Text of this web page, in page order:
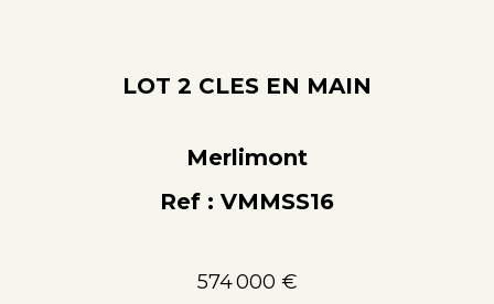
LOT 2 CLES EN MAIN
Merlimont
Ref : VMMSS16
574 000 €